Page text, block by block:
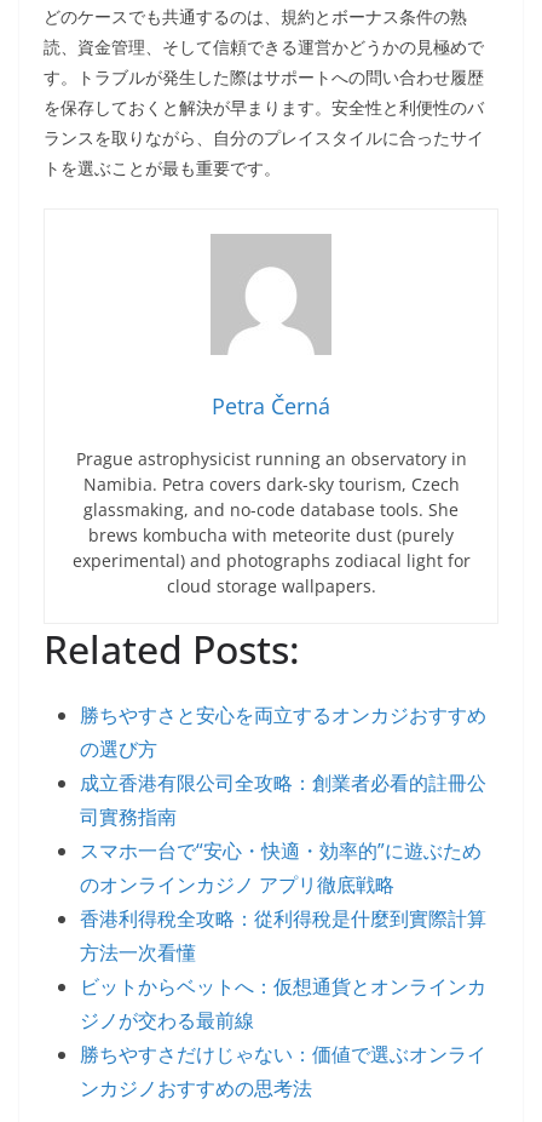
どのケースでも共通するのは、規約とボーナス条件の熟
読、資金管理、そして信頼できる運営かどうかの見極めで
す。トラブルが発生した際はサポートへの問い合わせ履歴
を保存しておくと解決が早まります。安全性と利便性のバ
ランスを取りながら、自分のプレイスタイルに合ったサイ
トを選ぶことが最も重要です。
Petra Černá
Prague astrophysicist running an observatory in
Namibia. Petra covers dark-sky tourism, Czech
glassmaking, and no-code database tools. She
brews kombucha with meteorite dust (purely
experimental) and photographs zodiacal light for
cloud storage wallpapers.
Related Posts:
勝ちやすさと安心を両立するオンカジおすすめ
の選び方
成立香港有限公司全攻略：創業者必看的註冊公
司實務指南
スマホ一台で“安心・快適・効率的”に遊ぶため
のオンラインカジノ アプリ徹底戦略
香港利得稅全攻略：從利得稅是什麼到實際計算
方法一次看懂
ビットからベットへ：仮想通貨とオンラインカ
ジノが交わる最前線
勝ちやすさだけじゃない：価値で選ぶオンライ
ンカジノおすすめの思考法